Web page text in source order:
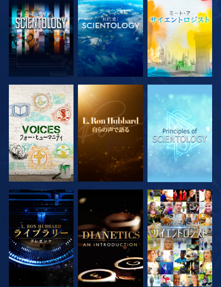
シリーズを探求 シリーズを探求 シリーズを探求
シリーズを探求 シリーズを探求 観る